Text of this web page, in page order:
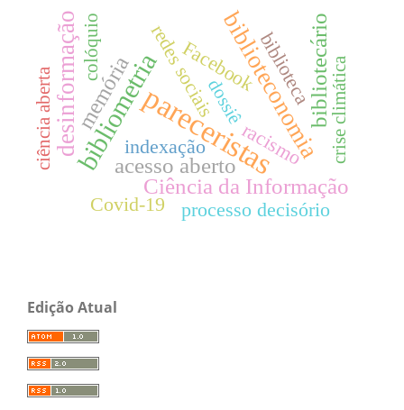
pareceristas
bibliometria
desinformação biblioteconomia
Ciência da Informação
acesso aberto
bibliotecário
memória
processo decisório
Facebook
racismo
biblioteca
redes sociais
indexação
Covid-19
dossiê crise climática
colóquio
ciência aberta
Edição Atual